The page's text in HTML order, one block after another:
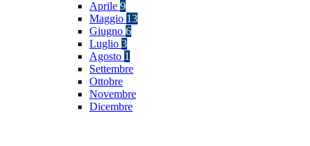
Aprile 9
Maggio 13
Giugno 6
Luglio 3
Agosto 1
Settembre
Ottobre
Novembre
Dicembre